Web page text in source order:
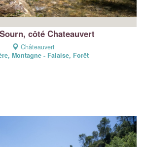
côté Chateauvert
Châteauvert
Montagne - Falaise, Forêt